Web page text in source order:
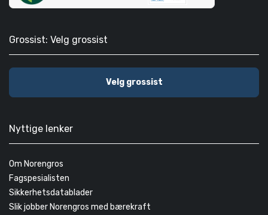
Grossist: Velg grossist
Velg grossist
Nyttige lenker
Om Norengros
Fagspesialisten
Sikkerhetsdatablader
Slik jobber Norengros med bærekraft